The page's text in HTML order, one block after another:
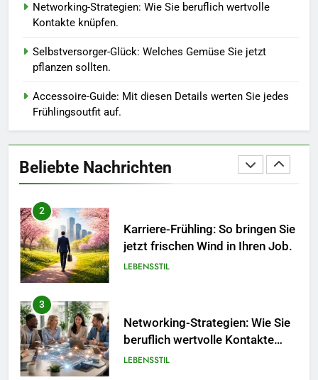
Networking-Strategien: Wie Sie beruflich wertvolle
Kontakte knüpfen.
Selbstversorger-Glück: Welches Gemüse Sie jetzt
pflanzen sollten.
Accessoire-Guide: Mit diesen Details werten Sie jedes
Frühlingsoutfit auf.
Beliebte Nachrichten
1
Socken – Qualität, Technologie
2
jetzt frischen Wind in Ihren Job.
LEBENSSTIL
3
Networking-Strategien: Wie Sie
beruflich wertvolle Kontakte
knüpfen.
LEBENSSTIL
4
Selbstversorger-Glück: Welches
Gemüse Sie jetzt pflanzen
sollten.
LEBENSSTIL